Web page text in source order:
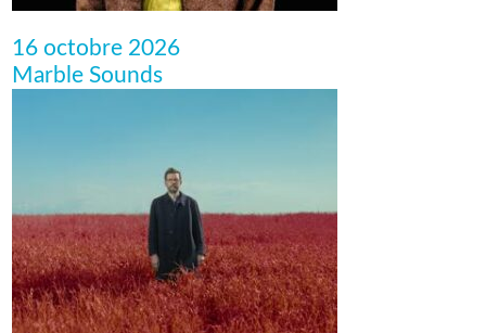
16 octobre 2026
Marble Sounds